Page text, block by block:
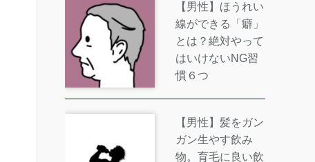
【男性】ほうれい
線ができる「癖」
とは？絶対やって
はいけないNG習
慣６つ
【男性】髪をガン
ガン生やす飲み
物。育毛に良い飲